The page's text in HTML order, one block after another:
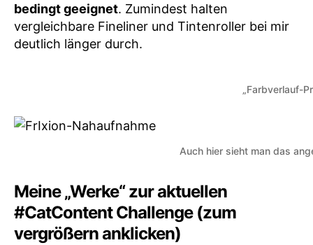
bedingt geeignet. Zumindest halten
vergleichbare Fineliner und Tintenroller bei mir
deutlich länger durch.
„Farbverlauf-
Auch hier sieht man das
Meine „Werke“ zur aktuellen
#CatContent Challenge (zum
vergrößern anklicken)